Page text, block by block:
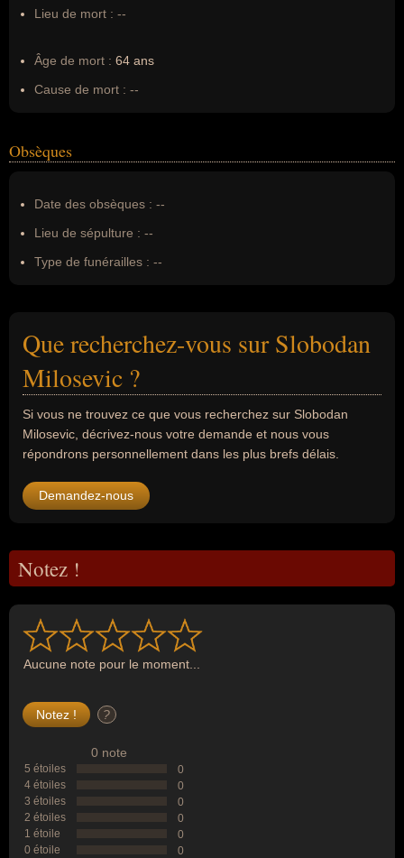
Lieu de mort : --
Âge de mort : 64 ans
Cause de mort : --
Obsèques
Date des obsèques : --
Lieu de sépulture : --
Type de funérailles : --
Que recherchez-vous sur Slobodan
Milosevic ?
Si vous ne trouvez ce que vous recherchez sur Slobodan
Milosevic, décrivez-nous votre demande et nous vous
répondrons personnellement dans les plus brefs délais.
Demandez-nous
Notez !
Aucune note pour le moment...
?
0 note
5 étoiles
0
4 étoiles
0
3 étoiles
0
2 étoiles
0
1 étoile
0
0 étoile
0